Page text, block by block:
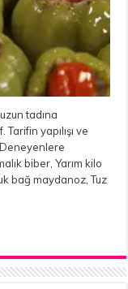
tadına
yapılışı ve
biber, Yarım kilo
bağ maydanoz, Tuz